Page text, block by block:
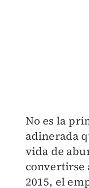
No es la
adinerada
vida de
convertirse
2015, el